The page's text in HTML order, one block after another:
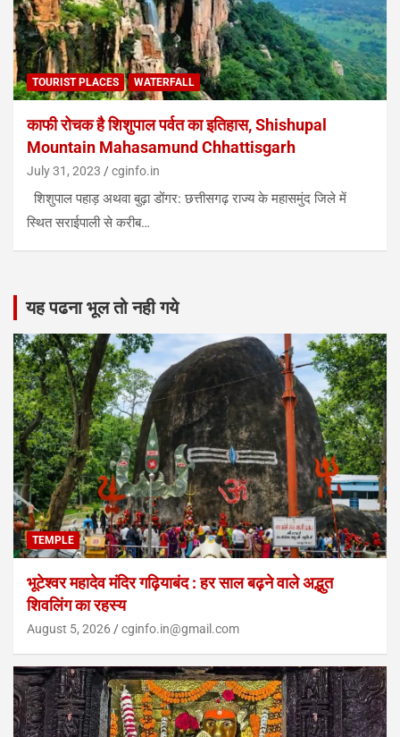
TOURIST PLACES WATERFALL
काफी रोचक है शिशुपाल पर्वत का इतिहास, Shishupal
Mountain Mahasamund Chhattisgarh
July 31, 2023 cginfo.in
शिशुपाल पहाड़ अथवा बुढ़ा डोंगर: छत्तीसगढ़ राज्य के महासमुंद जिले में
स्थित सराईपाली से करीब…
यह पढना भूल तो नही गये
TEMPLE
भूटेश्वर महादेव मंदिर गढ़ियाबंद : हर साल बढ़ने वाले अद्भुत
शिवलिंग का रहस्य
August 5, 2026 cginfo.in@gmail.com